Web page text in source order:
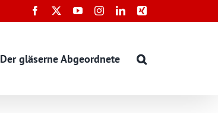
Facebook YouTubeInstagramLinkedInXing
Der gläserne Abgeordnete